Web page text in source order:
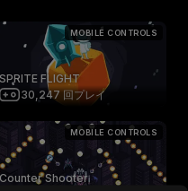
MOBILE CONTROLS
SPRITE FLIGHT
30,247 回プレイ
MOBILE CONTROLS
Counter Shooter